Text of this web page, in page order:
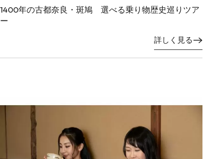
1400年の古都奈良・斑鳩 選べる乗り物歴史巡りツア
ー
詳しく見る